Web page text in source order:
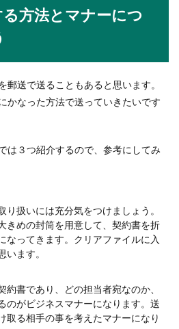
も増えていますが、男性よりも危険が多いと
すよね...
は？練習方法も解説
...
が苦手な人に教えたい！電話をか
事が苦にならない方法
ベートでは電話をかける機会が減ってきて
方法とマナーにつ
郵送で送ることもあると思います。
かなった方法で送っていきたいです
は３つ紹介するので、参考にしてみ
り扱いには充分気をつけましょう。
きめの封筒を用意して、契約書を折
なってきます。クリアファイルに入
います。
約書であり、どの担当者宛なのか、
のがビジネスマナーになります。送
取る相手の事を考えたマナーになり